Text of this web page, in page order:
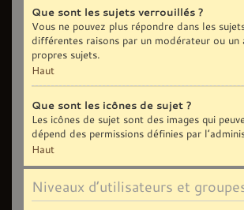
Que sont les sujets verrouillés ?
Vous ne pouvez plus répondre dans les
différentes raisons par un modérateur ou
propres sujets.
Haut
Que sont les icônes de sujet ?
Les icônes de sujet sont des images qui
dépend des permissions définies par
Haut
Niveaux d’utilisateurs et